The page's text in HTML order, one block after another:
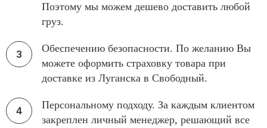
Поэтому мы можем дешево доставить любой
груз.
Обеспечению безопасности. По желанию Вы
можете оформить страховку товара при
доставке из Луганска в Свободный.
Персональному подходу. За каждым клиентом
закреплен личный менеджер, решающий все